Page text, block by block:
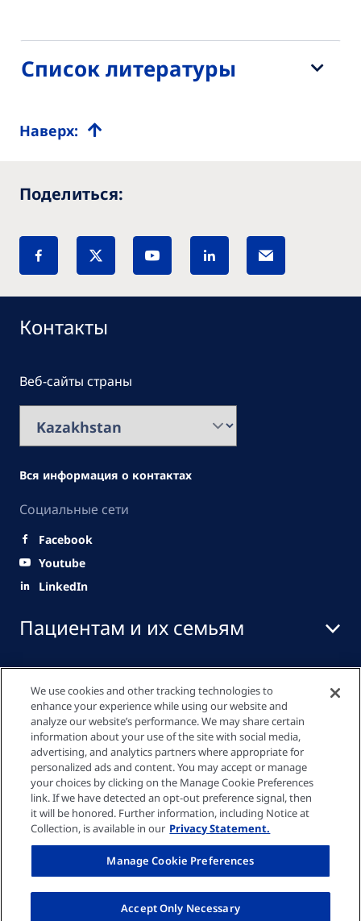
Список литературы
Наверх:
Поделиться:
Пациентам и их семьям
Профессионалы
здравоохранения
Медиа центр
Контакты
Веб-сайты страны
Вся информация о контактах
Социальные сети
Facebook
Youtube
LinkedIn
Cookie параметрлері
We use cookies and other tracking technologies to
enhance your experience while using our website and
analyze our website’s performance. We may share certain
information about your use of the site with social media,
advertising, and analytics partners where appropriate for
personalized ads and content. You may accept or manage
your choices by clicking on the Manage Cookie Preferences
link. If we have detected an opt-out preference signal, then
it will be honored. Further information, including Notice at
Collection, is available in our Privacy Statement.
Manage Cookie Preferences
Accept Only Necessary